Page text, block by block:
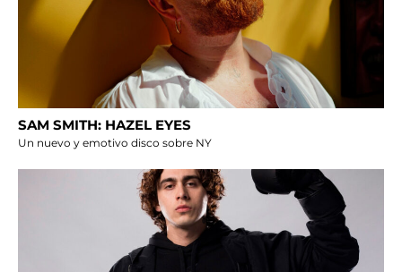
SAM SMITH: HAZEL EYES
Un nuevo y emotivo disco sobre NY